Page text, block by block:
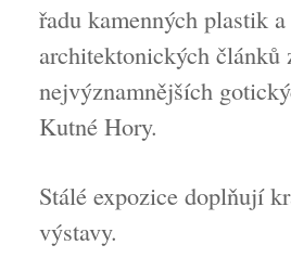
řadu kamenných plastik a
architektonických článků
nejvýznamnějších
Kutné Hory.
Stálé expozice doplňují
výstavy.